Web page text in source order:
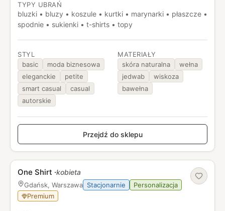
elegancką bazę do stylizacji dziennych i wieczorowych,
a tkaniny są dobierane pod kątem komfortu noszenia i
efektu wizualnego.
TYPY UBRAŃ
bluzki • bluzy • koszule • kurtki • marynarki • płaszcze •
spodnie • sukienki • t-shirts • topy
STYL
basic
moda biznesowa
eleganckie
petite
smart casual
casual
autorskie
MATERIAŁY
skóra naturalna
wełna
jedwab
wiskoza
bawełna
Przejdź do sklepu
One Shirt ·kobieta
Gdańsk, Warszawa Stacjonarnie
Personalizacja
Premium